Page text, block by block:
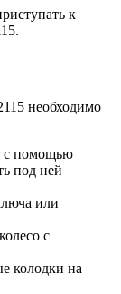
к
необходимо
с помощью
под ней
или
с
колодки на